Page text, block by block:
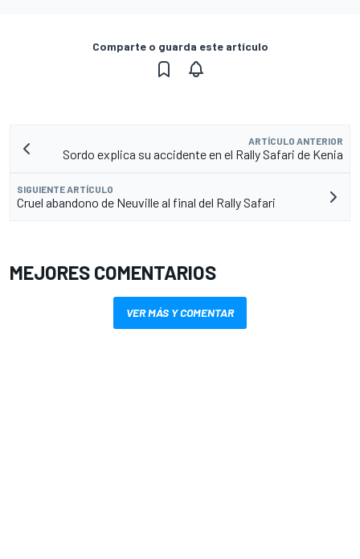
Comparte o guarda este artículo
ARTÍCULO ANTERIOR
Sordo explica su accidente en el Rally Safari de Kenia
SIGUIENTE ARTÍCULO
Cruel abandono de Neuville al final del Rally Safari
MEJORES COMENTARIOS
VER MÁS Y COMENTAR